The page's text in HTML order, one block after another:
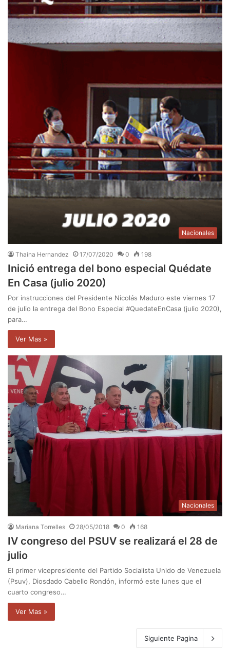
Nacionales
Thaina Hernandez 17/07/2020 0 198
Inició entrega del bono especial Quédate
En Casa (julio 2020)
Por instrucciones del Presidente Nicolás Maduro este viernes 17
de julio la entrega del Bono Especial #QuedateEnCasa (julio 2020),
para…
Ver Mas »
Nacionales
Mariana Torrelles 28/05/2018 0 168
IV congreso del PSUV se realizará el 28 de
julio
El primer vicepresidente del Partido Socialista Unido de Venezuela
(Psuv), Diosdado Cabello Rondón, informó este lunes que el
cuarto congreso…
Ver Mas »
Siguiente Pagina